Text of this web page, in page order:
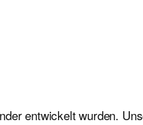
entwickelt wurden.